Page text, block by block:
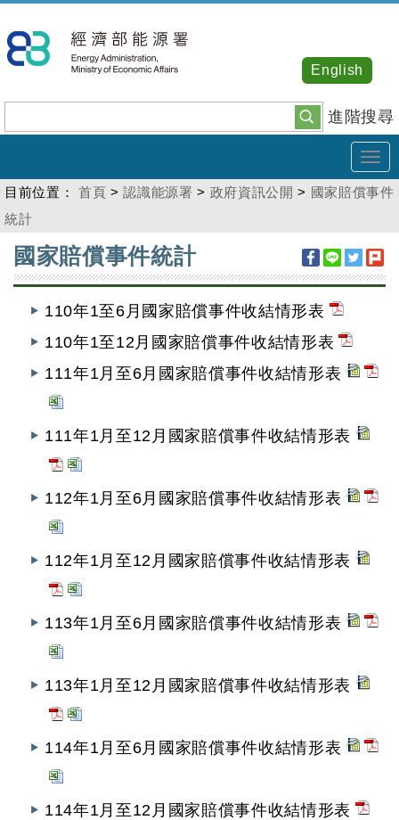
到
主
內
容
進階搜尋
English
目前位置： 首頁 >認識能源署 > 政府資訊公開 > 國家賠償事件
統計
:::
國家賠償事件統計
110年1至6月國家賠償事件收結情形表
110年1至12月國家賠償事件收結情形表
111年1月至6月國家賠償事件收結情形表
111年1月至12月國家賠償事件收結情形表
112年1月至6月國家賠償事件收結情形表
112年1月至12月國家賠償事件收結情形表
113年1月至6月國家賠償事件收結情形表
113年1月至12月國家賠償事件收結情形表
114年1月至6月國家賠償事件收結情形表
114年1月至12月國家賠償事件收結情形表